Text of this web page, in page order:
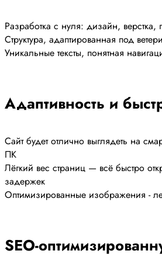
Разработка с нуля: дизайн,
Структура, адаптированная под
Уникальные тексты, понятная
Адаптивность и
Сайт будет отлично выглядеть на
ПК
Лёгкий вес страниц — всё быстро
задержек
Оптимизированные изображения -
SEO-